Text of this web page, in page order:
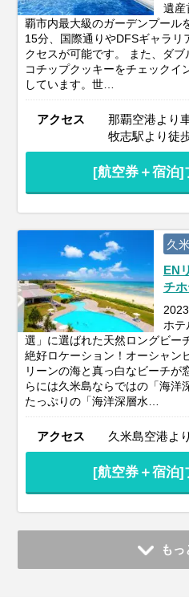
遺産
覇市内最大級のガーデンプール
15分、国際通りやDFSギャラリ
クセスが可能です。 また、ダ
コチップクッキーをチェックイ
しています。世…
アクセス
那覇空港より
牧志駅より徒
[航空券＋宿泊]
久
EN
チ
ホテ
選」に選ばれた天然ロングビー
絶好ロケーション！オーシャン
リーンの海と真っ白なビーチが
らには久米島ならではの「海洋
たっぷりの「海洋深層水…
アクセス 久米島空港よ
[航空券＋宿泊]
もっ